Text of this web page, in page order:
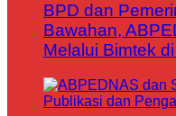
BPD dan
Bawahan,
Melalui Bimtek